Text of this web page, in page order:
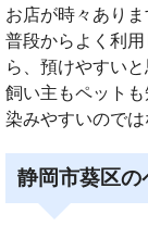
お店が時々ありま
普段からよく利
ら、預けやすいと
飼い主もペット
染みやすいのでは
静岡市葵区の